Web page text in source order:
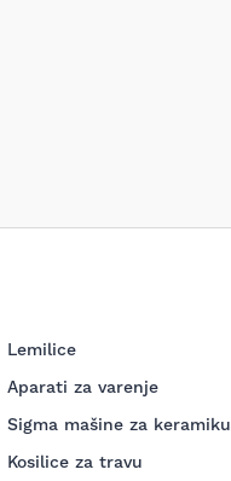
Lemilice
Aparati za varenje
Sigma mašine za keramiku
Kosilice za travu